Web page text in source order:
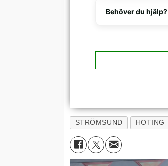
Behöver du hjälp?
STRÖMSUND HOTING